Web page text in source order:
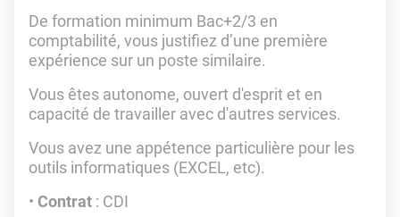
De formation minimum Bac+2/3 en
comptabilité, vous justifiez d’une première
expérience sur un poste similaire.
Vous êtes autonome, ouvert d'esprit et en
capacité de travailler avec d'autres services.
Vous avez une appétence particulière pour les
outils informatiques (EXCEL, etc).
Contrat : CDI